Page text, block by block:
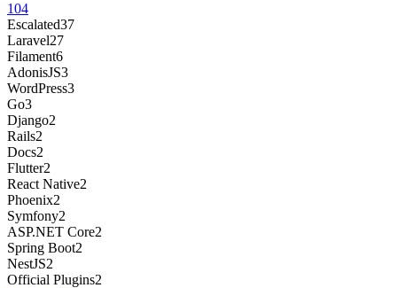
104
Escalated37
Laravel27
Filament6
AdonisJS3
WordPress3
Go3
Django2
Rails2
Docs2
Flutter2
React Native2
Phoenix2
Symfony2
ASP.NET Core2
Spring Boot2
NestJS2
Official Plugins2